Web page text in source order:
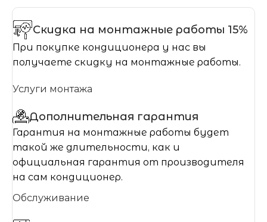
Скидка на монтажные работы 15%
При покупке кондиционера у нас вы
получаете скидку на монтажные работы.
Услуги монтажа
Дополнительная гарантия
Гарантия на монтажные работы будет
такой же длительности, как и
официальная гарантия от производителя
на сам кондиционер.
Обслуживание